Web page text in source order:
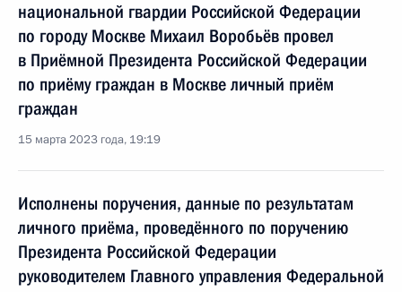
национальной гвардии Российской Федерации
по городу Москве Михаил Воробьёв провел
в Приёмной Президента Российской Федерации
по приёму граждан в Москве личный приём
граждан
15 марта 2023 года, 19:19
Исполнены поручения, данные по результатам
личного приёма, проведённого по поручению
Президента Российской Федерации
руководителем Главного управления Федеральной